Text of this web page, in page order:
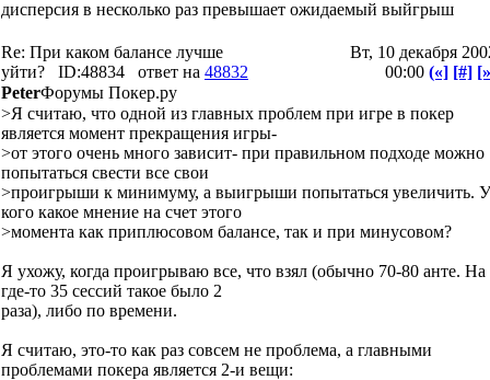
дисперсия в несколько раз превышает ожидаемый выйгрыш
Re: При каком балансе лучше
уйти?
ID:48834 ответ на 48832
Вт, 10 декабря
00:00 («] [#]
PeterФорумы Покер.ру
>Я считаю, что одной из главных проблем при игре в покер
является момент прекращения игры-
>от этого очень много зависит- при правильном подходе можно
попытаться свести все свои
>проигрыши к минимуму, а выигрыши попытаться увеличить. У
кого какое мнение на счет этого
>момента как приплюсовом балансе, так и при минусовом?
Я ухожу, когда проигрываю все, что взял (обычно 70-80 анте. На
где-то 35 сессий такое было 2
раза), либо по времени.
Я считаю, это-то как раз совсем не проблема, а главными
проблемами покера является 2-и вещи: